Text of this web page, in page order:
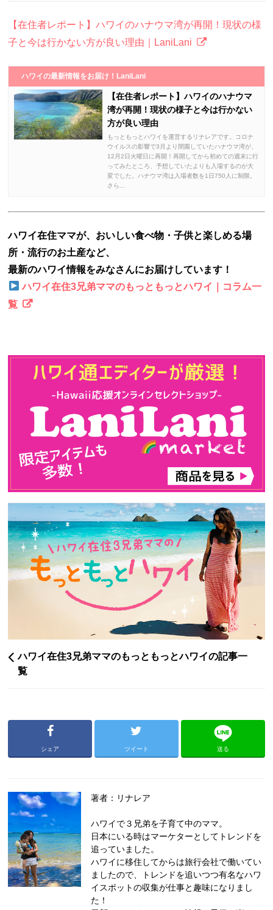
【在住者レポート】ハワイのハナウマ湾が再開！現状の様
子と今は行かない方が良い理由｜LaniLani
ハワイの最新情報をお届け！LaniLani
【在住者レポート】ハワイのハナウマ
湾が再開！現状の様子と今は行かない
方が良い理由
もっともっとハワイを運営するリナレアです。コロナ
ウイルスの影響で3月より閉園していたハナウマ湾が、
12月2日火曜日に再開！再開してから初めての週末に行
ってみたところ、予想していたよりも入場するのが大
変でした。ハナウマ湾は入場者数を1日750人に制限。
さら...
ハワイ在住ママが、おいしい食べ物・子供と楽しめる場
所・流行のお土産など、
最新のハワイ情報をみなさんにお届けしています！
ハワイ在住3兄弟ママのもっともっとハワイ｜コラム一
覧
ハワイ在住3兄弟ママのもっともっとハワイの記事一
覧
シェア ツイート 送る
著者：リナレア
ハワイで３兄弟を子育て中のママ。
日本にいる時はマーケターとしてトレンドを
追っていました。
ハワイに移住してからは旅行会社で働いてい
ましたので、トレンドを追いつつ有名なハワ
イスポットの収集が仕事と趣味になりまし
た！